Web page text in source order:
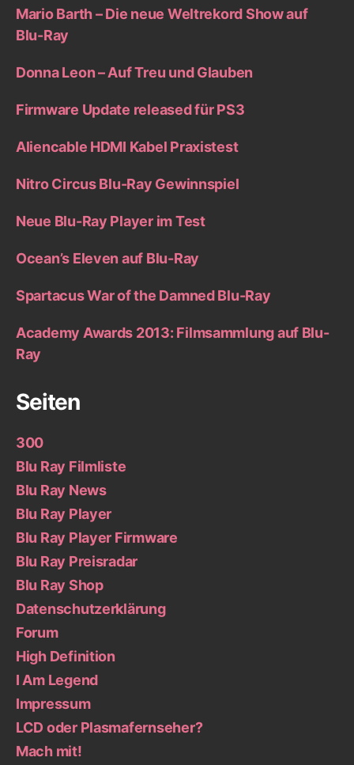
Mario Barth – Die neue Weltrekord Show auf
Blu-Ray
Donna Leon – Auf Treu und Glauben
Firmware Update released für PS3
Aliencable HDMI Kabel Praxistest
Nitro Circus Blu-Ray Gewinnspiel
Neue Blu-Ray Player im Test
Ocean’s Eleven auf Blu-Ray
Spartacus War of the Damned Blu-Ray
Academy Awards 2013: Filmsammlung auf Blu-
Ray
Seiten
300
Blu Ray Filmliste
Blu Ray News
Blu Ray Player
Blu Ray Player Firmware
Blu Ray Preisradar
Blu Ray Shop
Datenschutzerklärung
Forum
High Definition
I Am Legend
Impressum
LCD oder Plasmafernseher?
Mach mit!